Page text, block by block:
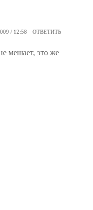
/ 12:58 ОТВЕТИТЬ
мешает, это же